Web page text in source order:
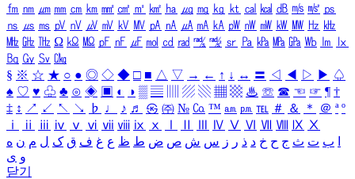
㎙ ㎚ ㎛ ㎜ ㎝ ㎞ ㎟ ㎠ ㎡ ㎢ ㏊ ㎍ ㎎ ㎏ ㏏ ㎈ ㎉ ㏈ ㎧ ㎨ ㎰
㎱ ㎲ ㎳ ㎴ ㎵ ㎶ ㎷ ㎸ ㎹ ㎀ ㎁ ㎂ ㎃ ㎄ ㎺ ㎻ ㎽ ㎾ ㎿ ㎐ ㎑
㎒ ㎓ ㎔ Ω ㏀ ㏁ ㎊ ㎋ ㎌ ㏖ ㏅ ㎭ ㎮ ㎯ ㏛ ㎩ ㎪ ㎫ ㎬ ㏝ ㏐
㏓
㏃ ㏉ ㏜ ㏆
§ ※ ☆ ★ ○ ● ◎ ◇ ◆ □ ■ △ ▽ → ← ↑ ↓ ↔ 〓 ◁ ◀ ▷ ▶ ♤
♠ ♡ ♥ ♧ ♣ ⊙ ◈ ▣ ◐ ◑ ▒ ▤ ▨ ▧ ▦ ▩ ♨ ☏ ☎ ☜ ☞ ¶ †
‡ ↕ ↗ ↙ ↖ ↘ ♭ ♩ ♪ ♬ ㉿ ㈜ № ㏇ ™ ㏂ ㏘ ℡ ＃ ＆ ＊ ＠ ª º
ⅰ
ⅱ ⅲ ⅳ ⅴ ⅵ ⅶ ⅷ ⅸ ⅹ Ⅳ Ⅴ Ⅵ Ⅶ Ⅷ Ⅸ Ⅹ
ب ت ث ج ح خ د ذ ر ز س ش ص ض ط ظ ع غ ف ق ک ل م ن ه
و ی
닫기